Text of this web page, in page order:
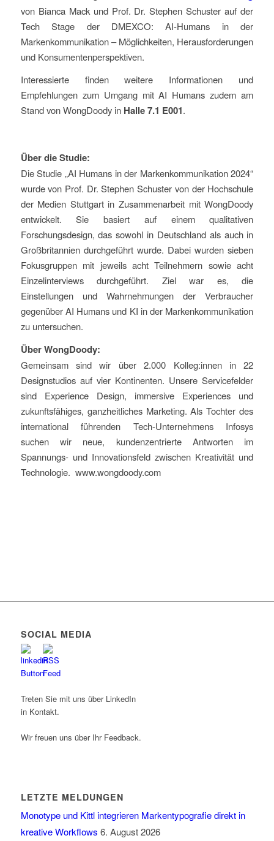
von Bianca Mack und Prof. Dr. Stephen Schuster auf der
Tech Stage der DMEXCO: AI-Humans in der
Markenkommunikation – Möglichkeiten, Herausforderungen
und Konsumentenperspektiven.
Interessierte finden weitere Informationen und
Empfehlungen zum Umgang mit AI Humans zudem am
Stand von WongDoody in Halle 7.1 E001.
Über die Studie:
Die Studie „AI Humans in der Markenkommunikation 2024“
wurde von Prof. Dr. Stephen Schuster von der Hochschule
der Medien Stuttgart in Zusammenarbeit mit WongDoody
entwickelt. Sie basiert auf einem qualitativen
Forschungsdesign, das sowohl in Deutschland als auch in
Großbritannien durchgeführt wurde. Dabei wurden sieben
Fokusgruppen mit jeweils acht Teilnehmern sowie acht
Einzelinterviews durchgeführt. Ziel war es, die
Einstellungen und Wahrnehmungen der Verbraucher
gegenüber AI Humans und KI in der Markenkommunikation
zu untersuchen.
Über WongDoody:
Gemeinsam sind wir über 2.000 Kolleg:innen in 22
Designstudios auf vier Kontinenten. Unsere Servicefelder
sind Experience Design, immersive Experiences und
zukunftsfähiges, ganzheitliches Marketing. Als Tochter des
international führenden Tech-Unternehmens Infosys
suchen wir neue, kundenzentrierte Antworten im
Spannungs- und Innovationsfeld zwischen Kreativität und
Technologie. www.wongdoody.com
SOCIAL MEDIA
Treten Sie mit uns über LinkedIn
in Kontakt.
Wir freuen uns über Ihr Feedback.
LETZTE MELDUNGEN
Monotype und Kittl integrieren Markentypografie direkt in
kreative Workflows 6. August 2026